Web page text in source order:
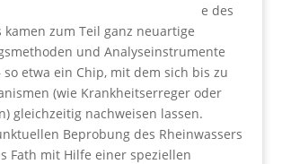
e des
kamen zum Teil ganz neuartige
und Analyseinstrumente
so etwa ein Chip, mit dem sich bis zu
(wie Krankheitserreger oder
gleichzeitig nachweisen lassen.
Beprobung des Rheinwassers
Fath mit Hilfe einer speziellen